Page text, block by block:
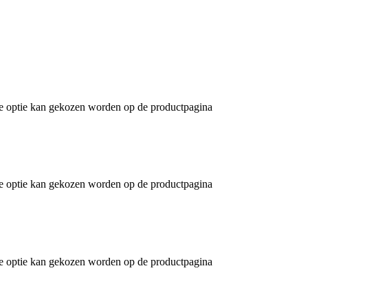
optie kan gekozen worden op de productpagina
optie kan gekozen worden op de productpagina
optie kan gekozen worden op de productpagina